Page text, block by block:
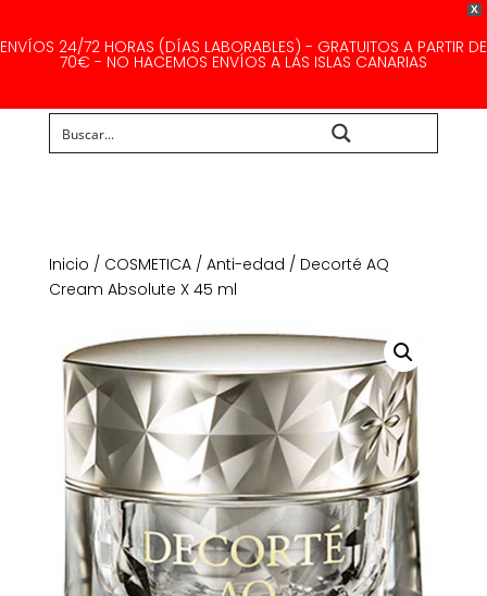
X
ENVÍOS 24/72 HORAS (DÍAS LABORABLES) - GRATUITOS A PARTIR DE
70€ - NO HACEMOS ENVÍOS A LAS ISLAS CANARIAS
Inicio / COSMETICA/ Anti-edad / Decorté AQ
Cream Absolute X 45 ml